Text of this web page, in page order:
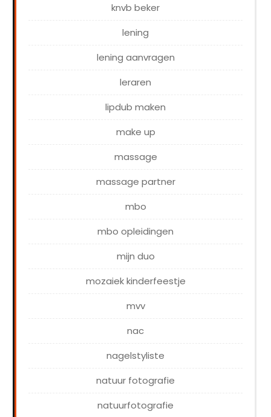
knvb beker
lening
lening aanvragen
leraren
lipdub maken
make up
massage
massage partner
mbo
mbo opleidingen
mijn duo
mozaiek kinderfeestje
mvv
nac
nagelstyliste
natuur fotografie
natuurfotografie